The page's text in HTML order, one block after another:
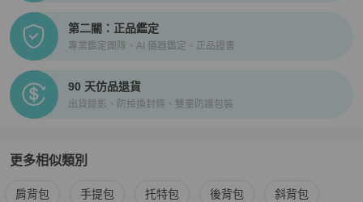
第二關：正品鑑定
專業鑑定團隊、AI 儀器鑑定、正品證書
90 天仿品退貨
出貨錄影、防掉換封條、雙重防護包裝
更多相似類別
更多Chanel 女包相似商品推薦
肩背包 手提包 托特包 後背包 斜背包